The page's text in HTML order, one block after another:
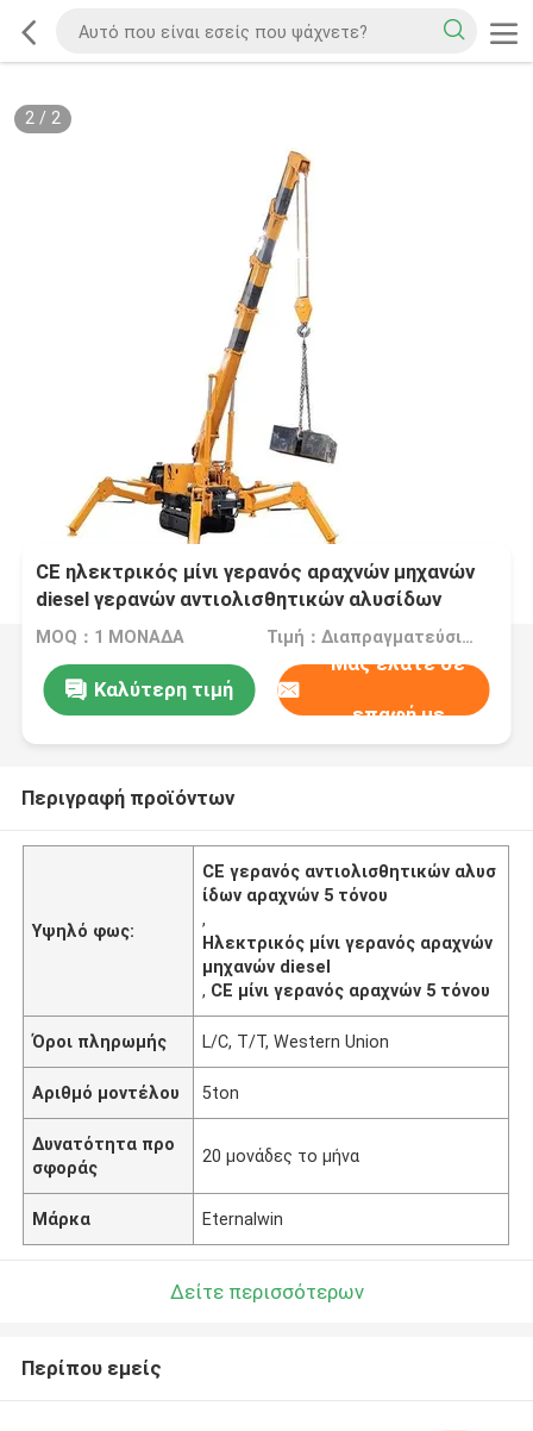
2/ 2
CE ηλεκτρικός μίνι γερανός αραχνών μηχανών
diesel γερανών αντιολισθητικών αλυσίδων
αραχνών 5 τόνου
MOQ：1 ΜΟΝΑΔΑ Τιμή：Διαπραγματεύσιμα
Καλύτερη τιμή
Μας ελάτε σε
επαφή με
Περιγραφή προϊόντων
Υψηλό φως:
CE γερανός αντιολισθητικών αλυσ
ίδων αραχνών 5 τόνου
,
Ηλεκτρικός μίνι γερανός αραχνών
μηχανών diesel
, CE μίνι γερανός αραχνών 5 τόνου
Όροι πληρωμής L/C, T/T, Western Union
Αριθμό μοντέλου 5ton
Δυνατότητα προ
σφοράς
20 μονάδες το μήνα
Μάρκα Eternalwin
Δείτε περισσότερων
Περίπου εμείς